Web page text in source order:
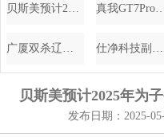
贝斯美预计2025年为子公司提供不超过10.27亿担保 真我GT7Pro入网：骁龙8Gen4+120W快
广厦双杀辽宁, 内线不支, 后卫线缺条腿, 杨鸣创下三项队史记录 仕净科技副总经理陆寿江：碳捕集技术助力实现“变废为宝”，助力低碳建材生产
贝斯美预计2025年为
发布日期：2025-